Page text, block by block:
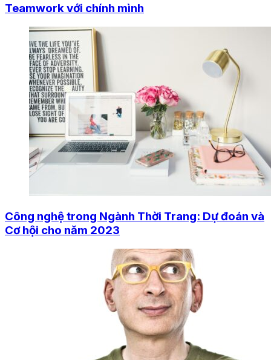
Teamwork với chính mình
Công nghệ trong Ngành Thời Trang: Dự đoán và
Cơ hội cho năm 2023